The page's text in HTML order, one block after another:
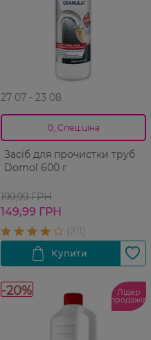
27 07 - 23 08
0_Спец.ціна
Засіб для прочистки труб
Domol 600 г
199,99 ГРН
149,99 ГРН
-20% Лідер
продажів